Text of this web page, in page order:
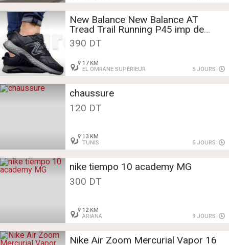
New Balance New Balance AT
Tread Trail Running P45 imp de
l'usa
390 DT
17 KM
EL OMRANE SUPÉRIEUR
5 JOURS
chaussure
120 DT
13 KM
TUNIS
5 JOURS
nike tiempo 10 academy MG
300 DT
12 KM
ARIANA
9 JOURS
Nike Air Zoom Mercurial Vapor 16